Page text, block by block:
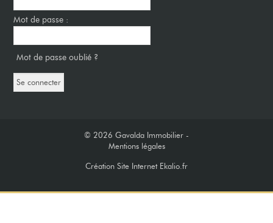
Mot de passe :
Mot de passe oublié ?
© 2026 Gavalda Immobilier -
Mentions légales
Création Site Internet Ekalio.fr